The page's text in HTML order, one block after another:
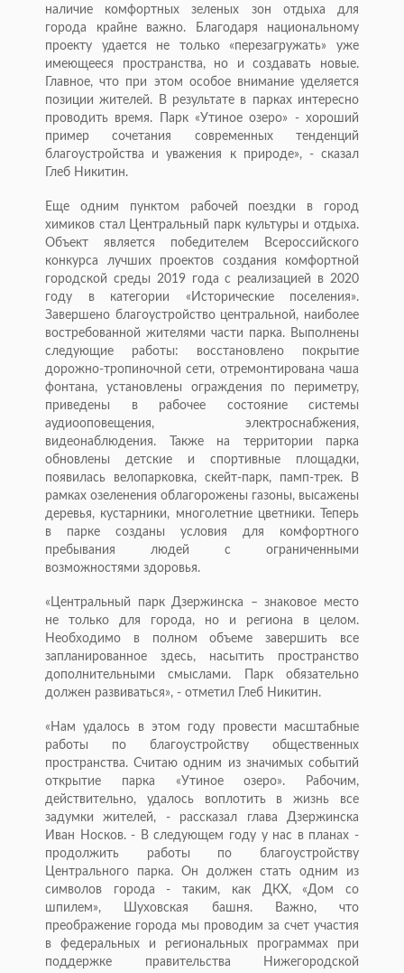
наличие комфортных зеленых зон отдыха для
города крайне важно. Благодаря национальному
проекту удается не только «перезагружать» уже
имеющееся пространства, но и создавать новые.
Главное, что при этом особое внимание уделяется
позиции жителей. В результате в парках интересно
проводить время. Парк «Утиное озеро» - хороший
пример сочетания современных тенденций
благоустройства и уважения к природе», - сказал
Глеб Никитин.
Еще одним пунктом рабочей поездки в город
химиков стал Центральный парк культуры и отдыха.
Объект является победителем Всероссийского
конкурса лучших проектов создания комфортной
городской среды 2019 года с реализацией в 2020
году в категории «Исторические поселения».
Завершено благоустройство центральной, наиболее
востребованной жителями части парка. Выполнены
следующие работы: восстановлено покрытие
дорожно-тропиночной сети, отремонтирована чаша
фонтана, установлены ограждения по периметру,
приведены в рабочее состояние системы
аудиооповещения, электроснабжения,
видеонаблюдения. Также на территории парка
обновлены детские и спортивные площадки,
появилась велопарковка, скейт-парк, памп-трек. В
рамках озеленения облагорожены газоны, высажены
деревья, кустарники, многолетние цветники. Теперь
в парке созданы условия для комфортного
пребывания людей с ограниченными
возможностями здоровья.
«Центральный парк Дзержинска – знаковое место
не только для города, но и региона в целом.
Необходимо в полном объеме завершить все
запланированное здесь, насытить пространство
дополнительными смыслами. Парк обязательно
должен развиваться», - отметил Глеб Никитин.
«Нам удалось в этом году провести масштабные
работы по благоустройству общественных
пространства. Считаю одним из значимых событий
открытие парка «Утиное озеро». Рабочим,
действительно, удалось воплотить в жизнь все
задумки жителей, - рассказал глава Дзержинска
Иван Носков. - В следующем году у нас в планах -
продолжить работы по благоустройству
Центрального парка. Он должен стать одним из
символов города - таким, как ДКХ, «Дом со
шпилем», Шуховская башня. Важно, что
преображение города мы проводим за счет участия
в федеральных и региональных программах при
поддержке правительства Нижегородской